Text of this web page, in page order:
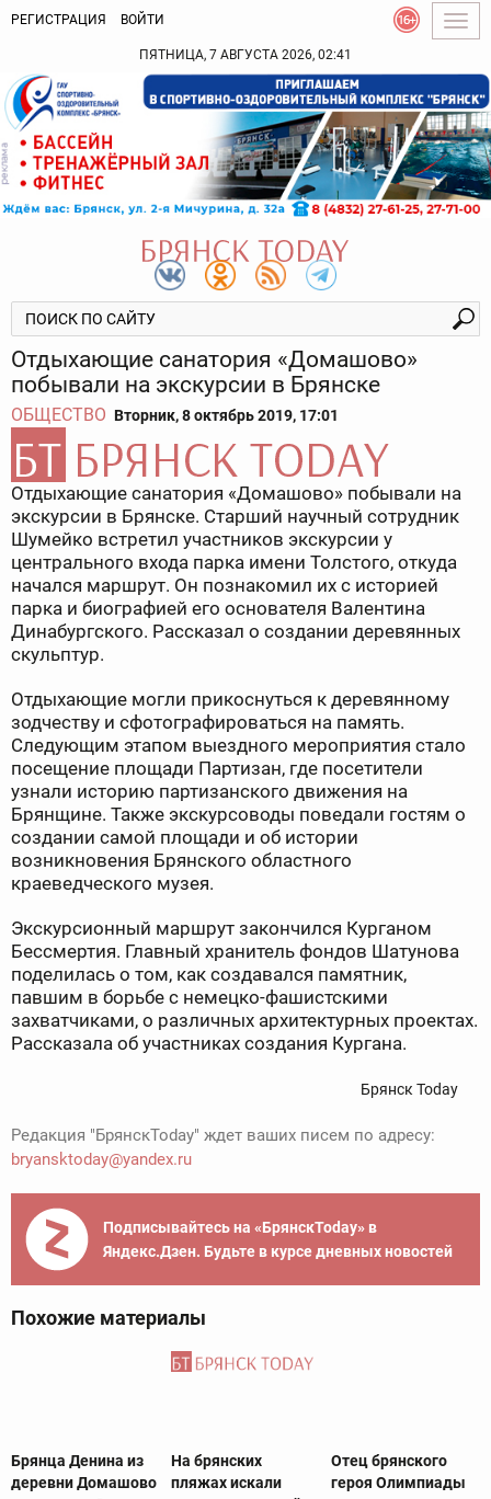
РЕГИСТРАЦИЯ ВОЙТИ
ПЯТНИЦА, 7 АВГУСТА 2026, 02:41
Отдыхающие санатория «Домашово»
побывали на экскурсии в Брянске
ОБЩЕСТВО Вторник, 8 октябрь 2019, 17:01
Отдыхающие санатория «Домашово» побывали на
экскурсии в Брянске. Старший научный сотрудник
Шумейко встретил участников экскурсии у
центрального входа парка имени Толстого, откуда
начался маршрут. Он познакомил их с историей
парка и биографией его основателя Валентина
Динабургского. Рассказал о создании деревянных
скульптур.
Отдыхающие могли прикоснуться к деревянному
зодчеству и сфотографироваться на память.
Следующим этапом выездного мероприятия стало
посещение площади Партизан, где посетители
узнали историю партизанского движения на
Брянщине. Также экскурсоводы поведали гостям о
создании самой площади и об истории
возникновения Брянского областного
краеведческого музея.
Экскурсионный маршрут закончился Курганом
Бессмертия. Главный хранитель фондов Шатунова
поделилась о том, как создавался памятник,
павшим в борьбе с немецко-фашистскими
захватчиками, о различных архитектурных проектах.
Рассказала об участниках создания Кургана.
Брянск Today
Редакция "БрянскToday" ждет ваших писем по адресу:
bryansktoday@yandex.ru
Подписывайтесь на «БрянскToday» в
Яндекс.Дзен. Будьте в курсе дневных новостей
Похожие материалы
Брянца Денина из
деревни Домашово
На брянских
пляжах искали
Отец брянского
героя Олимпиады